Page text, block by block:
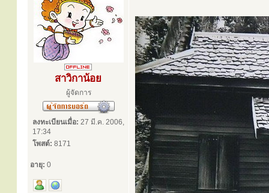
สาวิกาน้อย
ผู้จัดการ
ลงทะเบียนเมื่อ: 27 มี.ค. 2006,
17:34
โพสต์: 8171
อายุ: 0